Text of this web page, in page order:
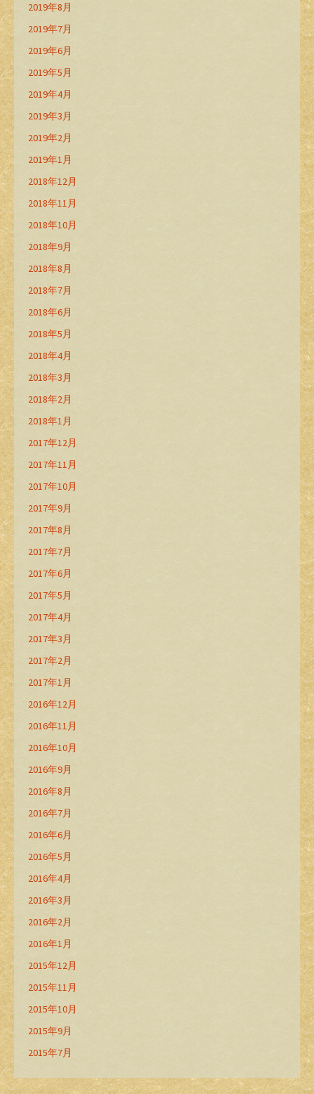
2019年8月
2019年7月
2019年6月
2019年5月
2019年4月
2019年3月
2019年2月
2019年1月
2018年12月
2018年11月
2018年10月
2018年9月
2018年8月
2018年7月
2018年6月
2018年5月
2018年4月
2018年3月
2018年2月
2018年1月
2017年12月
2017年11月
2017年10月
2017年9月
2017年8月
2017年7月
2017年6月
2017年5月
2017年4月
2017年3月
2017年2月
2017年1月
2016年12月
2016年11月
2016年10月
2016年9月
2016年8月
2016年7月
2016年6月
2016年5月
2016年4月
2016年3月
2016年2月
2016年1月
2015年12月
2015年11月
2015年10月
2015年9月
2015年7月